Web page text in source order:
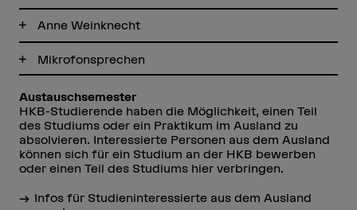
Anne Weinknecht
Mikrofonsprechen
Austauschsemester
HKB-Studierende haben die Möglichkeit, einen Teil
des Studiums oder ein Praktikum im Ausland zu
absolvieren. Interessierte Personen aus dem Ausland
können sich für ein Studium an der HKB bewerben
oder einen Teil des Studiums hier verbringen.
Infos für Studieninteressierte aus dem Ausland